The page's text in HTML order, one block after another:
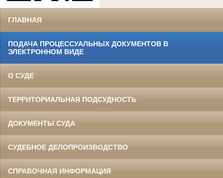
ГЛАВНАЯ
ПОДАЧА ПРОЦЕССУАЛЬНЫХ ДОКУМЕНТОВ В
ЭЛЕКТРОННОМ ВИДЕ
О СУДЕ
ТЕРРИТОРИАЛЬНАЯ ПОДСУДНОСТЬ
ДОКУМЕНТЫ СУДА
СУДЕБНОЕ ДЕЛОПРОИЗВОДСТВО
СПРАВОЧНАЯ ИНФОРМАЦИЯ